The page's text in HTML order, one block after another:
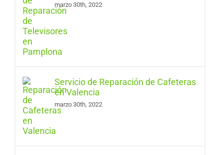
marzo 30th, 2022
Servicio de Reparación de Cafeteras
en Valencia
marzo 30th, 2022